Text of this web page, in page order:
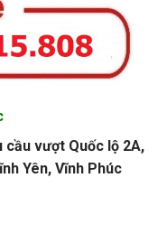
vượt Quốc lộ 2A,
Yên, Vĩnh Phúc